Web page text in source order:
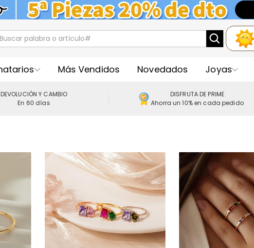
Más Vendidos Novedados Joyas
DEVOLUCIÓN Y CAMBIO
En 60 días
DISFRUTA DE PRIME
Ahorra un 10% en cada pedido